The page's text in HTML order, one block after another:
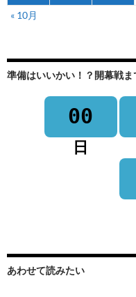
« 10月
準備はいいかい！？開幕戦ま
00
日
あわせて読みたい